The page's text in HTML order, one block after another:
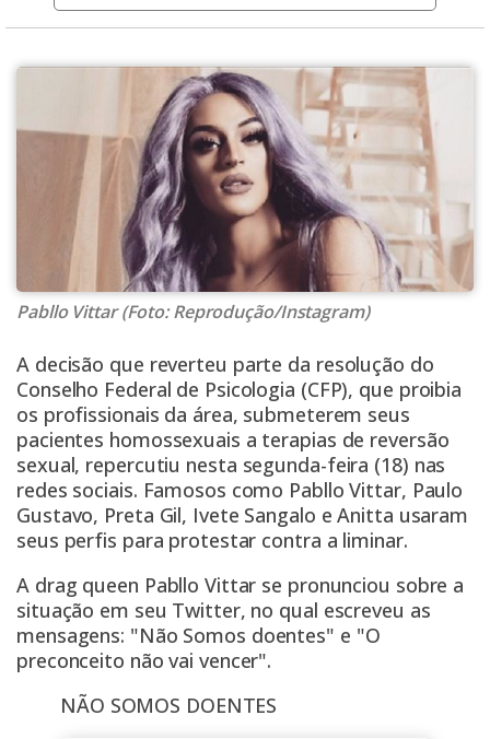
Pabllo Vittar (Foto: Reprodução/Instagram)
A decisão que reverteu parte da resolução do
Conselho Federal de Psicologia (CFP), que proibia
os profissionais da área, submeterem seus
pacientes homossexuais a terapias de reversão
sexual, repercutiu nesta segunda-feira (18) nas
redes sociais. Famosos como Pabllo Vittar, Paulo
Gustavo, Preta Gil, Ivete Sangalo e Anitta usaram
seus perfis para protestar contra a liminar.
A drag queen Pabllo Vittar se pronunciou sobre a
situação em seu Twitter, no qual escreveu as
mensagens: "Não Somos doentes" e "O
preconceito não vai vencer".
NÃO SOMOS DOENTES